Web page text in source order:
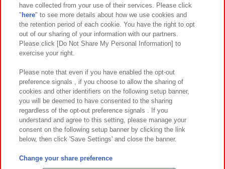
関連会社 サステナビリティ サイトポリシー
プライバシーポリシー ウェブアクセシビリティ方針と検証結果
お取引先さまとともに
カスタマーハラスメント対応方針 よくあるご質問・お問い合わせ
©Bandai Namco Amusement Inc.
©Bandai Namco Amusement Lab Inc.
have collected from your use of their services. Please click
" here" to see more details about how we use cookies and
the retention period of each cookie. You have the right to opt
out of our sharing of your information with our partners.
Please click [Do Not Share My Personal Information] to
exercise your right.
Please note that even if you have enabled the opt-out
preference signals , if you choose to allow the sharing of
cookies and other identifiers on the following setup banner,
you will be deemed to have consented to the sharing
regardless of the opt-out preference signals . If you
understand and agree to this setting, please manage your
consent on the following setup banner by clicking the link
below, then click 'Save Settings' and close the banner.
Change your share preference